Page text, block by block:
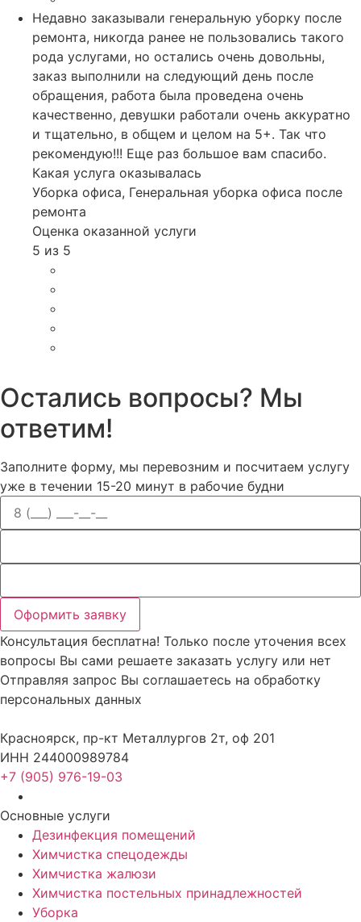
Недавно заказывали генеральную уборку после
ремонта, никогда ранее не пользовались такого
рода услугами, но остались очень довольны,
заказ выполнили на следующий день после
обращения, работа была проведена очень
качественно, девушки работали очень аккуратно
и тщательно, в общем и целом на 5+. Так что
рекомендую!!! Еще раз большое вам спасибо.
Какая услуга оказывалась
Уборка офиса, Генеральная уборка офиса после
ремонта
Оценка оказанной услуги
5 из 5
Остались вопросы? Мы
ответим!
Заполните форму, мы перевозним и посчитаем услугу
уже в течении 15-20 минут в рабочие будни
Оформить заявку
Консультация бесплатна! Только после уточения всех
вопросы Вы сами решаете заказать услугу или нет
Отправляя запрос Вы соглашаетесь на обработку
персональных данных
Красноярск, пр-кт Металлургов 2т, оф 201
ИНН 244000989784
+7 (905) 976-19-03
Основные услуги
Дезинфекция помещений
Химчистка спецодежды
Химчистка жалюзи
Химчистка постельных принадлежностей
Уборка